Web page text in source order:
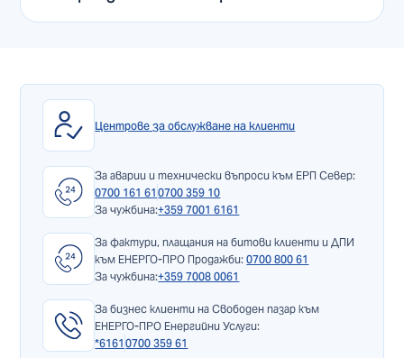
Центрове за обслужване на клиенти
За аварии и технически въпроси към ЕРП Север:
0700 161 61 0700 359 10
За чужбина:+359 7001 6161
За фактури, плащания на битови клиенти и ДПИ
към ЕНЕРГО-ПРО Продажби:0700 800 61
За чужбина:+359 7008 0061
За бизнес клиенти на Свободен пазар към
ЕНЕРГО-ПРО Енергийни Услуги:
*6161 0700 359 61